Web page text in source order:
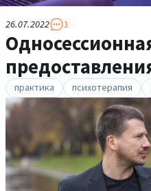
26.07.2022 1
практика психотерапия